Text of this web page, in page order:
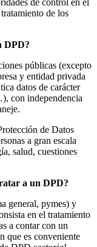
de los
DPD?
públicas (excepto
y entidad privada
datos de carácter
con independencia
de Datos
a gran escala
salud, cuestiones
a un DPD?
general, pymes) y
en el tratamiento
a contar con un
que es conveniente